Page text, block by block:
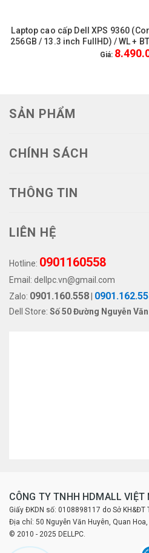
Laptop cao cấp Dell XPS 9360
256GB / 13.3 inch FullHD) / WL +
Like
Giá:
SẢN PHẨM
CHÍNH SÁCH
THÔNG TIN
LIÊN HỆ
Hotline: 0901160558
Email: dellpc.vn@gmail.com
Zalo: 0901.160.558
Dell Store: Số 50 Đường Nguyễn
CÔNG TY TNHH HDMALL VIỆT
Giấy ĐKDN số: 0108898117 do Sở KH&ĐT
Địa chỉ: 50 Nguyễn Văn Huyên, Quan Hoa,
© 2010 - 2025 DELLPC.